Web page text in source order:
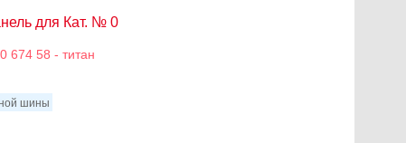
для Кат. № 0
674 58 - титан
шины